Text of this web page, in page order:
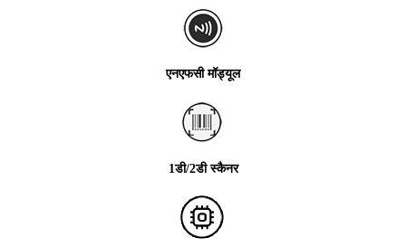
एनएफसी मॉड्यूल
1डी/2डी स्कैनर